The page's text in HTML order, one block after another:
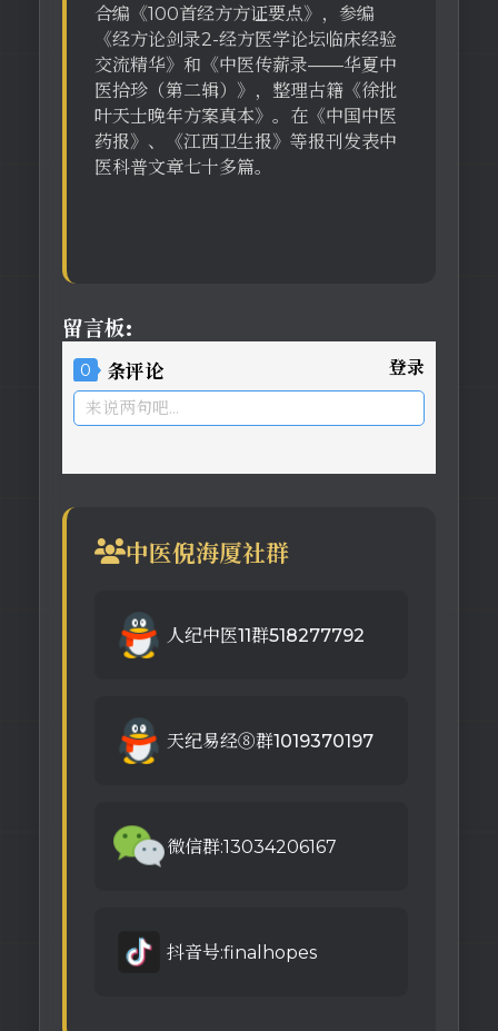
合编《100首经方方证要点》，参编
《经方论剑录2-经方医学论坛临床经验
交流精华》和《中医传薪录——华夏中
医拾珍（第二辑）》，整理古籍《徐批
叶天士晚年方案真本》。在《中国中医
药报》、《江西卫生报》等报刊发表中
医科普文章七十多篇。
留言板:
0 条评论
登录
来说两句吧...
中医倪海厦社群
人纪中医11群518277792
天纪易经⑧群1019370197
微信群:13034206167
抖音号:finalhopes